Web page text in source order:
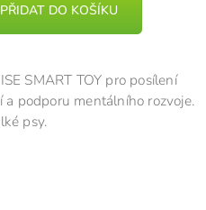
PŘIDAT DO KOŠÍKU
SMART TOY pro posílení
podporu mentálního rozvoje.
psy.